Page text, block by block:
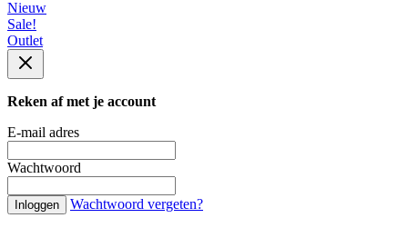
Nieuw
Sale!
Outlet
Reken af met je account
E-mail adres
Wachtwoord
Inloggen Wachtwoord vergeten?